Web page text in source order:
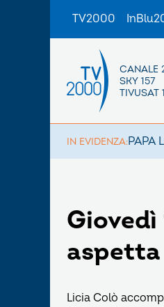
TV2000
CANALE
SKY 157
TIVUSAT
IN EVIDENZA:PAPA
aspetta
Licia Colò